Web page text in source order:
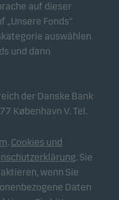
auf dieser
„Unsere Fonds“
auswählen
und dann
der Danske Bank
København V. Tel.
. Cookies und
. Sie
wenn Sie
Daten